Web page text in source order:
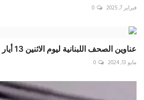
فبراير 7, 2025 0
عناوين الصحف اللبنانية ليوم الاثنين 13 أيار 2024
مايو 13, 2024 0